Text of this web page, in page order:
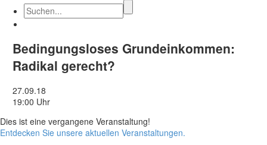
Bedingungsloses Grundeinkommen:
Radikal gerecht?
27.09.18
19:00 Uhr
Dies ist eine vergangene Veranstaltung!
Entdecken Sie unsere aktuellen Veranstaltungen.